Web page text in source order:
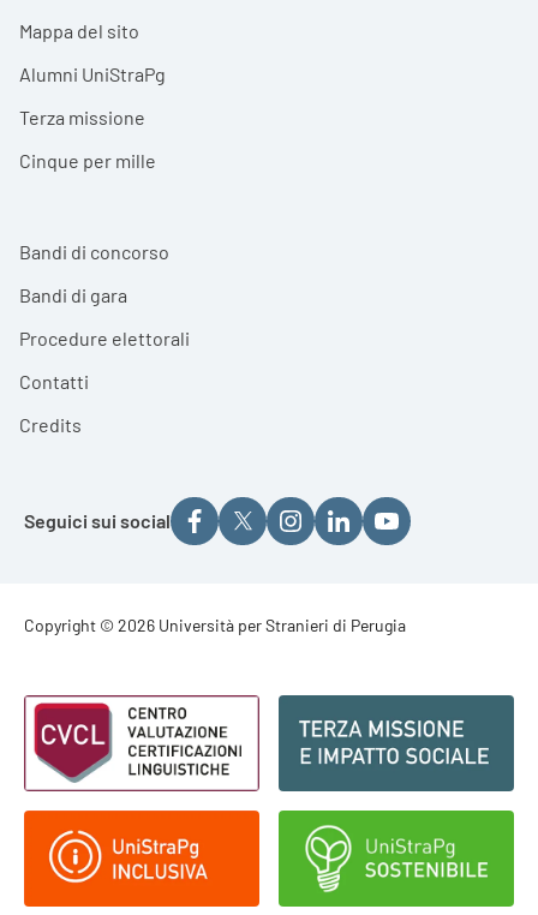
Mappa del sito
Alumni UniStraPg
Terza missione
Cinque per mille
Bandi di concorso
Bandi di gara
Procedure elettorali
Contatti
Credits
Seguici sui social
Footer - Copyright
Copyright © 2026 Università per Stranieri di Perugia
Footer - Loghi